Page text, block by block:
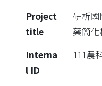
Project
title
研析
藥簡
Interna
l ID
111農